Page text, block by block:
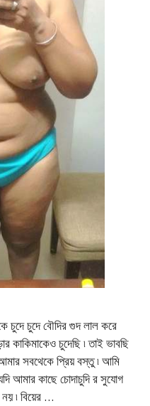
চুদে বৌদির গুদ লাল করে
কাকিমাকেও চুদেছি ৷ তাই ভাবছি
আমার সবথেকে প্রিয় বস্তু ৷ আমি
আমার কাছে চোদাচুদি র সুযোগ
৷ বিয়ের …